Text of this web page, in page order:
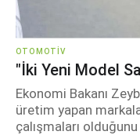
OTOMOTIV
"İki Yeni Model
Ekonomi Bakanı
üretim yapan
çalışmaları